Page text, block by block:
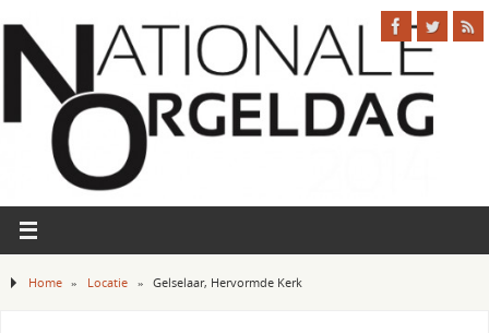
Home » Locatie » Gelselaar, Hervormde Kerk